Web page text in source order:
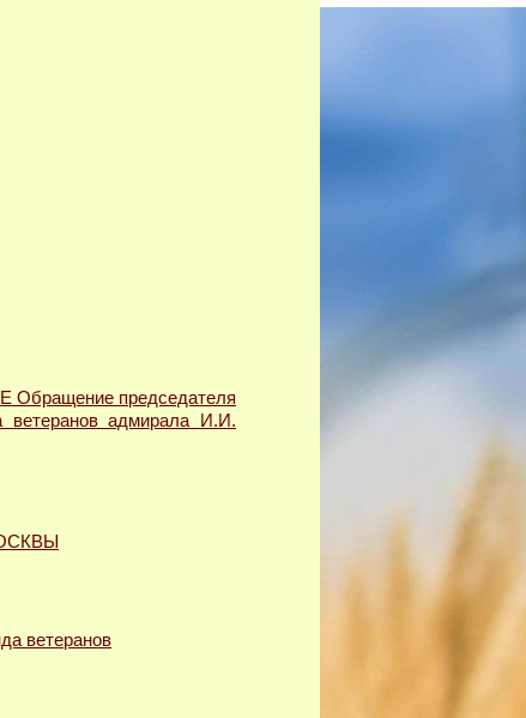
председателя
ветеранов адмирала И.И.
ветеранов